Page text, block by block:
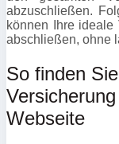
abzuschließen.
können Ihre
abschließen, ohne
So finden
Webseite